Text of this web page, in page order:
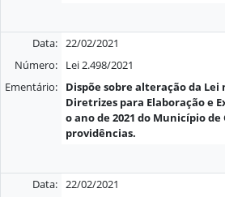
Data: 22/02/2021
Número:
Lei 2.498/2021
Ementário:
Dispõe sobre alteração da Lei
Diretrizes para Elaboração e
o ano de 2021 do Município
providências.
Data: 22/02/2021